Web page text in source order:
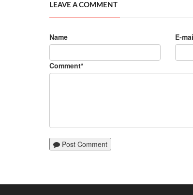
LEAVE A COMMENT
Name E-
Comment*
Post Comment